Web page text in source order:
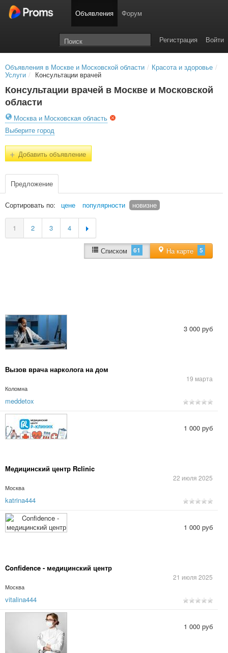
Объявления Форум
Войти
Регистрация
Объявления в Москве и Московской области / Красота и здоровье /
Услуги / Консультации врачей
Консультации врачей в Москве и Московской
области
Москва и Московская область
Выберите город
+Добавить объявление
Предложение
Сортировать по: цене популярности новизне
1 2 3 4
Списком 61 На карте 5
Вызов врача нарколога на дом
19 марта
Коломна
3 000 руб
meddetox
Медицинский центр Rclinic
22 июля 2025
Москва
1 000 руб
katrina444
Confidence - медицинский центр
21 июля 2025
Москва
1 000 руб
vitalina444
1 000 руб